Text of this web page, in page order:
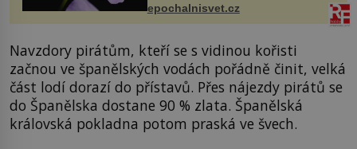
vstupenka...
epochalnisvet.cz
Navzdory pirátům, kteří se s vidinou kořisti
začnou ve španělských vodách pořádně činit, velká
část lodí dorazí do přístavů. Přes nájezdy pirátů se
do Španělska dostane 90 % zlata. Španělská
královská pokladna potom praská ve švech.